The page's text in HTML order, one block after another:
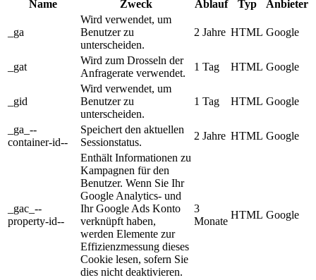
Name Zweck Ablauf Typ Anbieter
_ga
Wird verwendet, um
Benutzer zu
unterscheiden.
2 Jahre HTML Google
_gat
Wird zum Drosseln der
Anfragerate verwendet.
1 Tag HTML Google
_gid
Wird verwendet, um
Benutzer zu
unterscheiden.
1 Tag HTML Google
_ga_--
container-id--
Speichert den aktuellen
Sessionstatus.
2 Jahre HTML Google
_gac_--
property-id--
Enthält Informationen zu
Kampagnen für den
Benutzer. Wenn Sie Ihr
Google Analytics- und
Ihr Google Ads Konto
verknüpft haben,
werden Elemente zur
Effizienzmessung dieses
Cookie lesen, sofern Sie
dies nicht deaktivieren.
3
Monate
HTML Google